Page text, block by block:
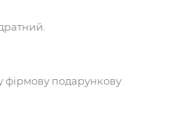
фірмову подарункову